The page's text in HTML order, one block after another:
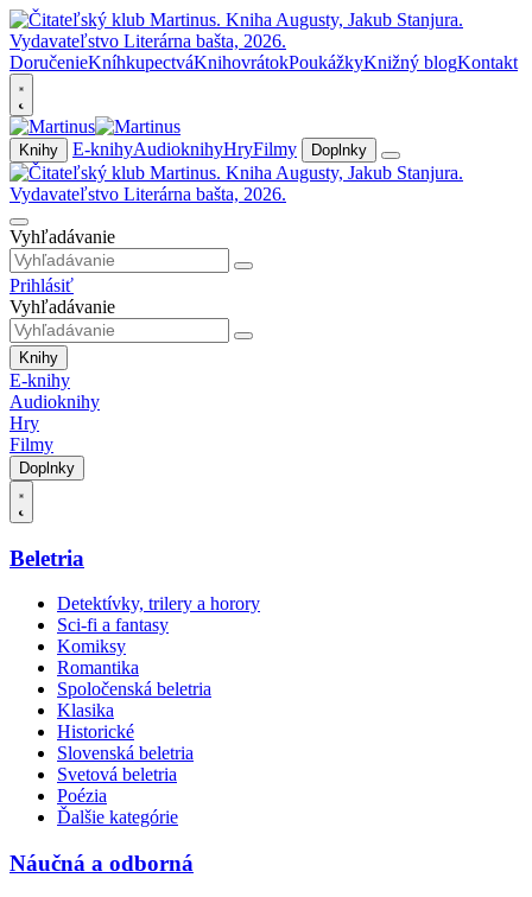
DoručenieKníhkupectváKnihovrátokPoukážkyKnižný blogKontakt
Knihy E-knihyAudioknihyHryFilmy Doplnky
Vyhľadávanie
Prihlásiť
Vyhľadávanie
Knihy
E-knihy
Audioknihy
Hry
Filmy
Doplnky
Beletria
Detektívky, trilery a horory
Sci-fi a fantasy
Komiksy
Romantika
Spoločenská beletria
Klasika
Historické
Slovenská beletria
Svetová beletria
Poézia
Ďalšie kategórie
Náučná a odborná